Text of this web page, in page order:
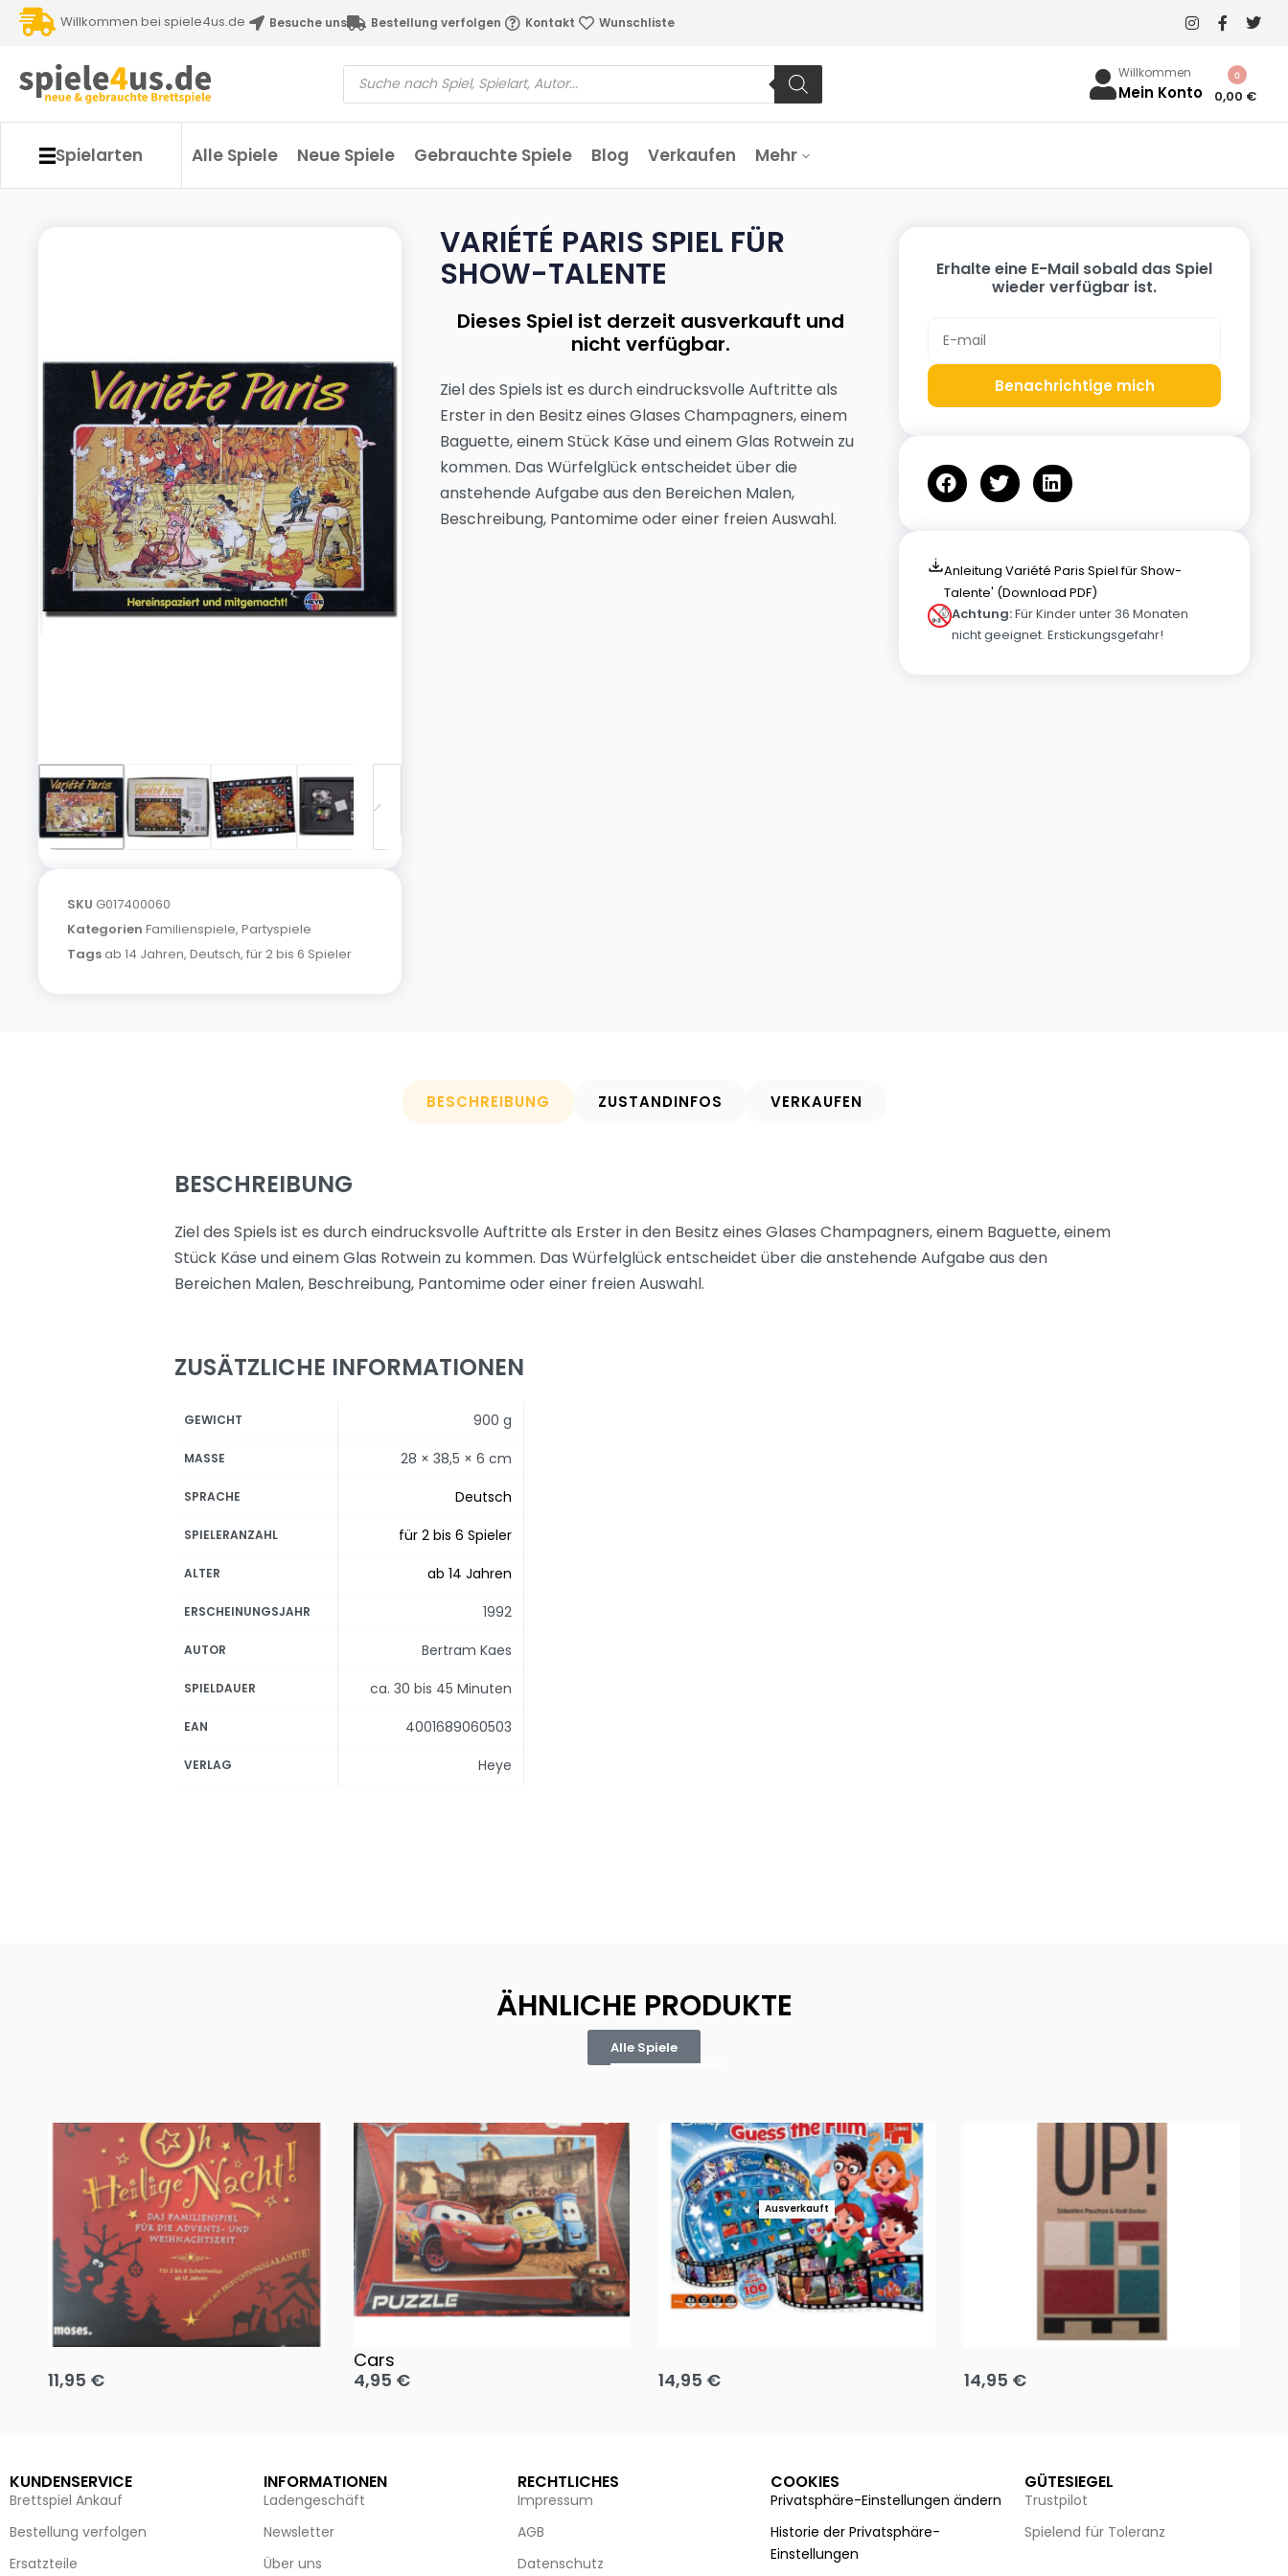
Willkommen bei spiele4us.de Besuche uns Bestellung verfolgen Kontakt Wunschliste
Willkommen
Mein Konto 0,00 €
0
Spielarten Alle Spiele Neue Spiele Gebrauchte Spiele Blog Verkaufen Mehr
SKU G017400060
Kategorien Familienspiele, Partyspiele
Tags ab 14 Jahren, Deutsch, für 2 bis 6 Spieler
VARIÉTÉ PARIS SPIEL FÜR
SHOW-TALENTE
Dieses Spiel ist derzeit ausverkauft und
nicht verfügbar.
Ziel des Spiels ist es durch eindrucksvolle Auftritte als
Erster in den Besitz eines Glases Champagners, einem
Baguette, einem Stück Käse und einem Glas Rotwein zu
kommen. Das Würfelglück entscheidet über die
anstehende Aufgabe aus den Bereichen Malen,
Beschreibung, Pantomime oder einer freien Auswahl.
Erhalte eine E-Mail sobald das Spiel
wieder verfügbar ist.
Benachrichtige mich
Anleitung Variété Paris Spiel für Show-
Talente' (Download PDF)
Achtung:Für Kinder unter 36 Monaten
nicht geeignet. Erstickungsgefahr!
BESCHREIBUNG ZUSTANDINFOS VERKAUFEN
BESCHREIBUNG
Ziel des Spiels ist es durch eindrucksvolle Auftritte als Erster in den Besitz eines Glases Champagners, einem Baguette, einem
Stück Käse und einem Glas Rotwein zu kommen. Das Würfelglück entscheidet über die anstehende Aufgabe aus den
Bereichen Malen, Beschreibung, Pantomime oder einer freien Auswahl.
ZUSÄTZLICHE INFORMATIONEN
GEWICHT 900 g
MASSE 28 × 38,5 × 6 cm
SPRACHE Deutsch
SPIELERANZAHL für 2 bis 6 Spieler
ALTER ab 14 Jahren
ERSCHEINUNGSJAHR 1992
AUTOR Bertram Kaes
SPIELDAUER ca. 30 bis 45 Minuten
EAN 4001689060503
VERLAG Heye
ÄHNLICHE PRODUKTE
Alle Spiele
Oh, heilige Nacht!
11,95 €
Cars
4,95 €
Ausverkauft
14,95 €
Team up
14,95 €
KUNDENSERVICE
Brettspiel Ankauf
Bestellung verfolgen
Ersatzteile
INFORMATIONEN
Ladengeschäft
Newsletter
Über uns
RECHTLICHES
Impressum
AGB
Datenschutz
COOKIES
Privatsphäre-Einstellungen ändern
Historie der Privatsphäre-
Einstellungen
GÜTESIEGEL
Trustpilot
Spielend für Toleranz